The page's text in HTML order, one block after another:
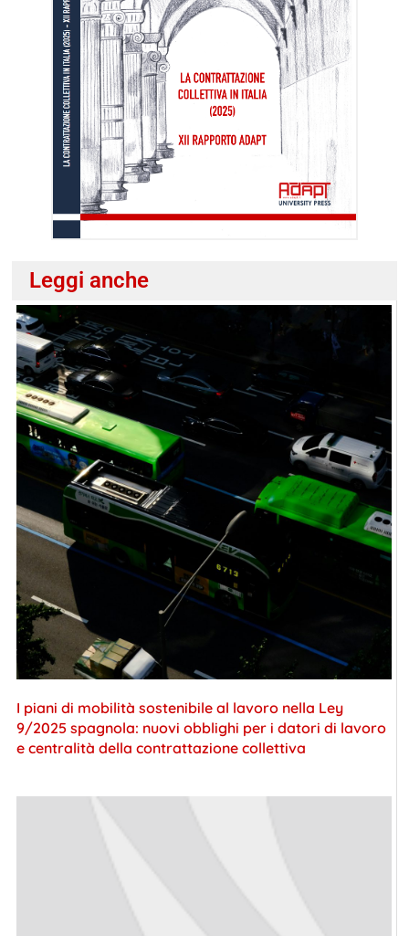
Leggi anche
I piani di mobilità sostenibile al lavoro nella Ley
9/2025 spagnola: nuovi obblighi per i datori di lavoro
e centralità della contrattazione collettiva